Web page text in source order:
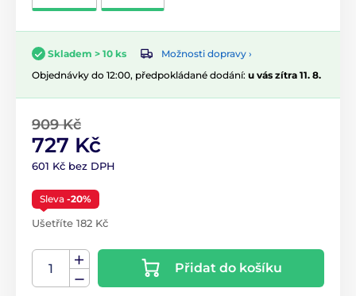
Skladem > 10 ks
Možnosti dopravy ›
Objednávky do 12:00, předpokládané dodání: u vás zítra 11. 8.
909 Kč
727 Kč
601 Kč bez DPH
Sleva -20%
Ušetříte 182 Kč
Přidat do košíku